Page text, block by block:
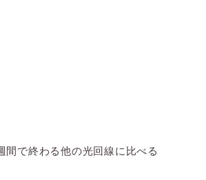
間で終わる他の光回線に比べる